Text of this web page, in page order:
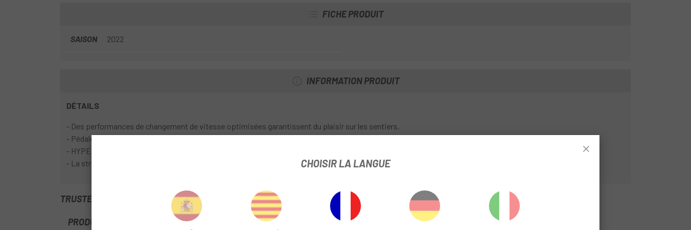
FICHE PRODUIT
SAISON 2022
INFORMATION PRODUIT
DÉTAILS
- Des performances de changement de vitesse optimisées garantissent du plaisir sur les sentiers.
- Pédaler sans s'arrêter pendant le changement
- HYPERGLIDE +
- La structure plus légère et plus rigide de la cassette réduit l'inertie et augmente l'accélération
TRUSTED SHOPS REVIEWS
PRODUITS SIMILAIRES
CHOISIR LA LANGUE